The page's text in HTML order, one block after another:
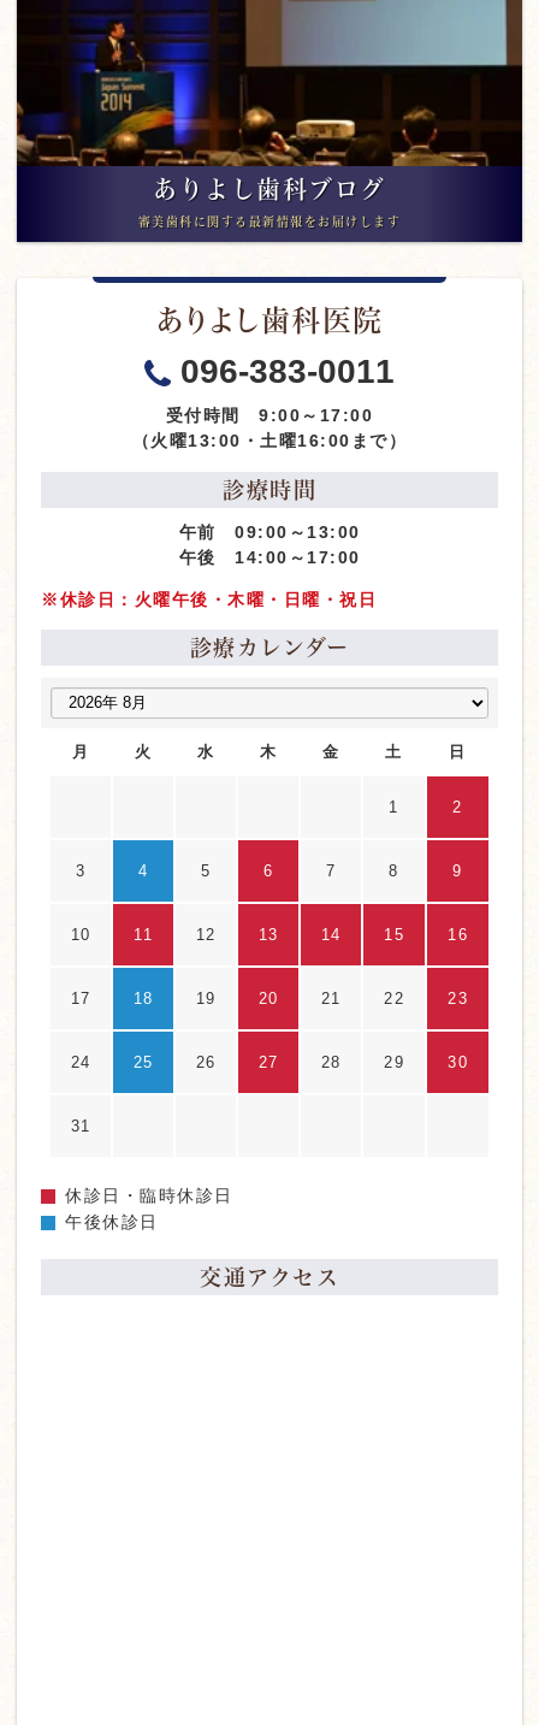
ありよし歯科ブログ
審美歯科に関する最新情報をお届けします
ありよし歯科医院
096-383-0011
受付時間 9:00～17:00
（火曜13:00・土曜16:00まで）
診療時間
午前 09:00～13:00
午後 14:00～17:00
※休診日：火曜午後・木曜・日曜・祝日
診療カレンダー
月 火 水 木 金 土 日
1 2
3 4 5 6 7 8 9
10 11 12 13 14 15 16
17 18 19 20 21 22 23
24 25 26 27 28 29 30
31
休診日・臨時休診日
午後休診日
交通アクセス